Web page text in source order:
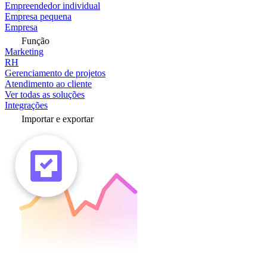
Empreendedor individual
Empresa pequena
Empresa
Função
Marketing
RH
Gerenciamento de projetos
Atendimento ao cliente
Ver todas as soluções
Integrações
Importar e exportar